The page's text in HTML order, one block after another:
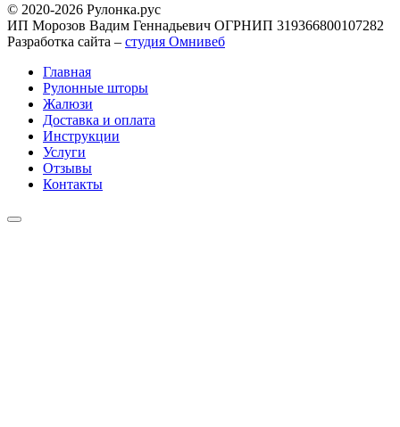
© 2020-2026 Рулонка.рус
ИП Морозов Вадим Геннадьевич ОГРНИП 319366800107282
Разработка сайта – студия Омнивеб
Главная
Рулонные шторы
Жалюзи
Доставка и оплата
Инструкции
Услуги
Отзывы
Контакты